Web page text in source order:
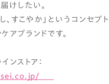
けしたい。
し、すこやか」というコンセプ
アブランドです。
ンストア：